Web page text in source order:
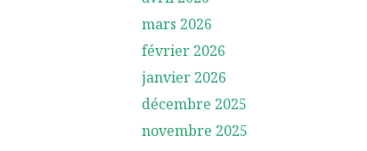
mars 2026
février 2026
janvier 2026
décembre 2025
novembre 2025